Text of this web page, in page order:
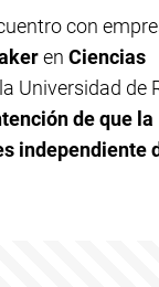
con
en Ciencias
Universidad de
de que la
independiente